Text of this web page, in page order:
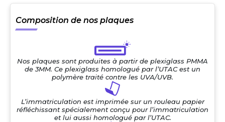
Composition de nos plaques
Nos plaques sont produites à partir de plexiglass PMMA
de 3MM. Ce plexiglass homologué par l’UTAC est un
polymère traité contre les UVA/UVB.
L’immatriculation est imprimée sur un rouleau papier
réfléchissant spécialement conçu pour l’immatriculation
et lui aussi homologué par l’UTAC.